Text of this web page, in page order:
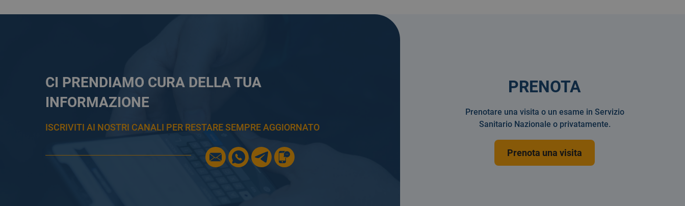
CI PRENDIAMO CURA DELLA TUA
INFORMAZIONE
ISCRIVITI AI NOSTRI CANALI PER RESTARE SEMPRE AGGIORNATO
PRENOTA
Prenotare una visita o un esame in Servizio
Sanitario Nazionale o privatamente.
Prenota una visita